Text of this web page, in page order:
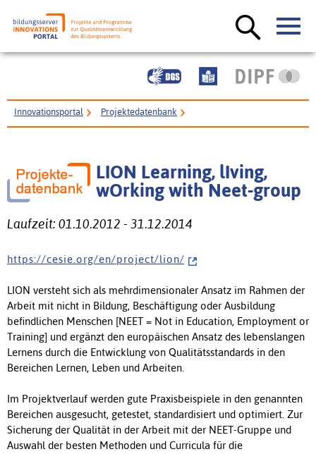
Innovationsportal Projektedatenbank
LION Learning, lIving,
wOrking with Neet-group
Laufzeit: 01.10.2012 - 31.12.2014
h t t p s : / / c e s i e . o r g / e n / p r o j e c t / l i o n /
LION versteht sich als mehrdimensionaler Ansatz im Rahmen der
Arbeit mit nicht in Bildung, Beschäftigung oder Ausbildung
befindlichen Menschen [NEET = Not in Education, Employment or
Training] und ergänzt den europäischen Ansatz des lebenslangen
Lernens durch die Entwicklung von Qualitätsstandards in den
Bereichen Lernen, Leben und Arbeiten.
Im Projektverlauf werden gute Praxisbeispiele in den genannten
Bereichen ausgesucht, getestet, standardisiert und optimiert. Zur
Sicherung der Qualität in der Arbeit mit der NEET-Gruppe und
Auswahl der besten Methoden und Curricula für die